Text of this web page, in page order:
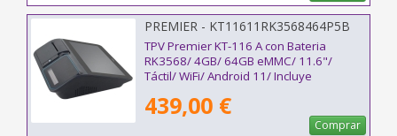
PREMIER - KT11611RK3568464P5B
TPV Premier KT-116 A con Bateria
RK3568/ 4GB/ 64GB eMMC/ 11.6"/
Táctil/ WiFi/ Android 11/ Incluye
439,00 €
Comprar